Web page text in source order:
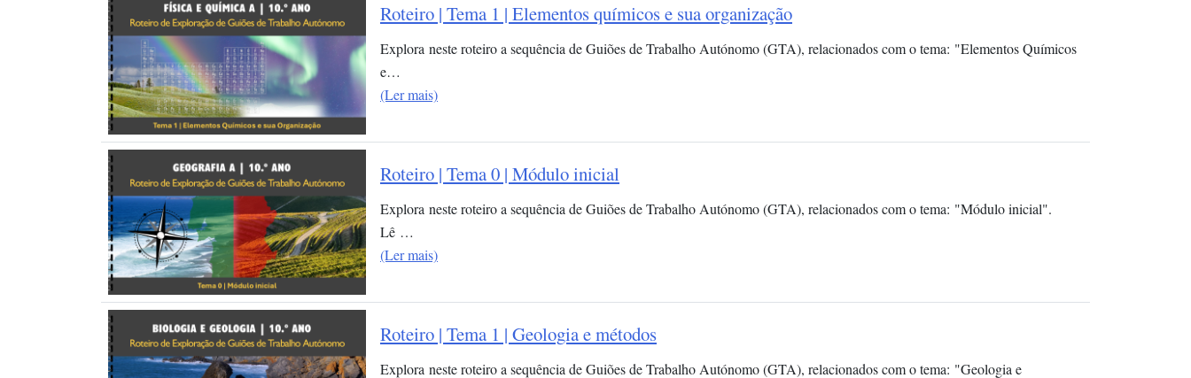
Roteiro | Tema 1 | Elementos químicos e sua organização​
Explora neste roteiro a sequência de Guiões de Trabalho Autónomo (GTA), relacionados com o tema: "Elementos Químicos
e…
(Ler mais)
Roteiro | Tema 0 | Módulo inicial
Explora neste roteiro a sequência de Guiões de Trabalho Autónomo (GTA), relacionados com o tema: "Módulo inicial".
Lê …
(Ler mais)
Roteiro | Tema 1 | Geologia e métodos
Explora neste roteiro a sequência de Guiões de Trabalho Autónomo (GTA), relacionados com o tema: "Geologia e